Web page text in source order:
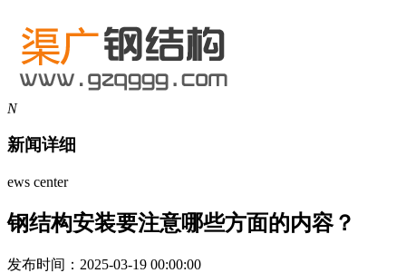
N
新闻详细
ews center
钢结构安装要注意哪些方面的内容？
发布时间：2025-03-19 00:00:00